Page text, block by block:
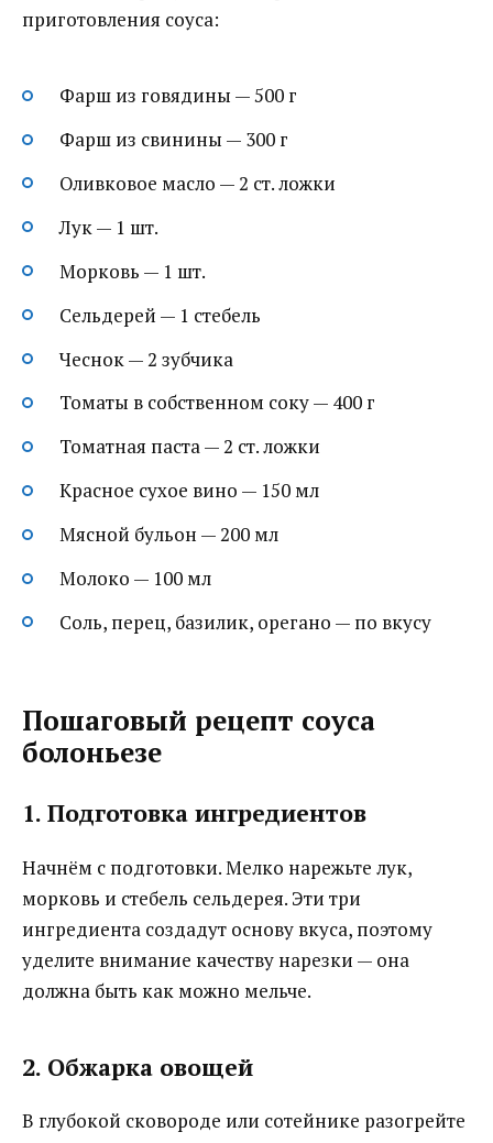
приготовления соуса:
Фарш из говядины — 500 г
Фарш из свинины — 300 г
Оливковое масло — 2 ст. ложки
Лук — 1 шт.
Морковь — 1 шт.
Сельдерей — 1 стебель
Чеснок — 2 зубчика
Томаты в собственном соку — 400 г
Томатная паста — 2 ст. ложки
Красное сухое вино — 150 мл
Мясной бульон — 200 мл
Молоко — 100 мл
Соль, перец, базилик, орегано — по вкусу
Пошаговый рецепт соуса
болоньезе
1. Подготовка ингредиентов
Начнём с подготовки. Мелко нарежьте лук,
морковь и стебель сельдерея. Эти три
ингредиента создадут основу вкуса, поэтому
уделите внимание качеству нарезки — она
должна быть как можно мельче.
2. Обжарка овощей
В глубокой сковороде или сотейнике разогрейте